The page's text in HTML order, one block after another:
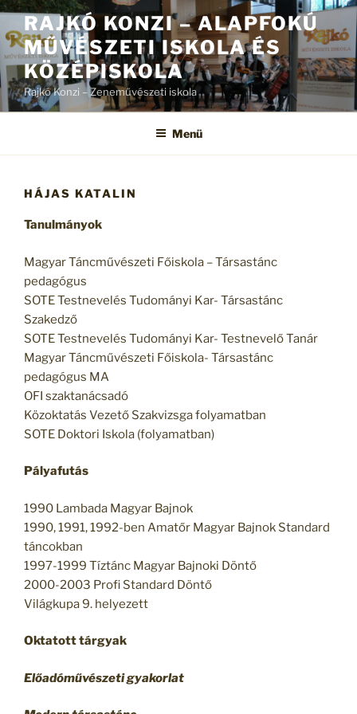
Tartalomhoz
RAJKÓ KONZI – ALAPFOKÚ
MŰVÉSZETI ISKOLA ÉS
KÖZÉPISKOLA
Rajkó Konzi – Zeneművészeti iskola
Menü
HÁJAS KATALIN
Tanulmányok
Magyar Táncművészeti Főiskola – Társastánc
pedagógus
SOTE Testnevelés Tudományi Kar- Társastánc
Szakedző
SOTE Testnevelés Tudományi Kar- Testnevelő Tanár
Magyar Táncművészeti Főiskola- Társastánc
pedagógus MA
OFI szaktanácsadó
Közoktatás Vezető Szakvizsga folyamatban
SOTE Doktori Iskola (folyamatban)
Pályafutás
1990 Lambada Magyar Bajnok
1990, 1991, 1992-ben Amatőr Magyar Bajnok Standard
táncokban
1997-1999 Tíztánc Magyar Bajnoki Döntő
2000-2003 Profi Standard Döntő
Világkupa 9. helyezett
Oktatott tárgyak
Előadóművészeti gyakorlat